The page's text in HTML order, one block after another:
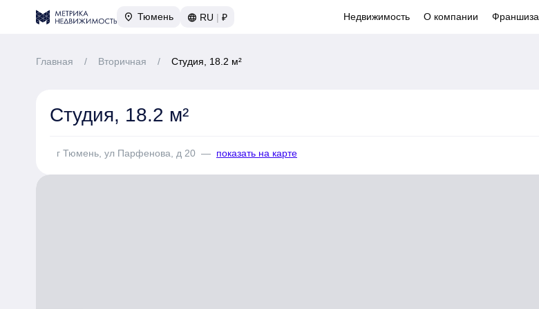
Тюмень RU | ₽ Недвижимость О компании Франшиза
Главная / Вторичная / Студия, 18.2 м²
Студия, 18.2 м²
г Тюмень, ул Парфенова, д 20 — показать на карте